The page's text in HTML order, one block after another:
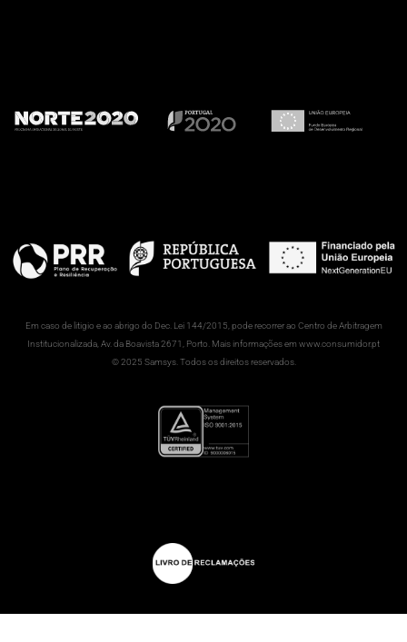
Em caso de litigio e ao abrigo do Dec. Lei 144/2015, pode recorrer ao Centro de Arbitragem
Institucionalizada, Av. da Boavista 2671, Porto. Mais informações em www.consumidor.pt
© 2025 Samsys. Todos os direitos reservados.